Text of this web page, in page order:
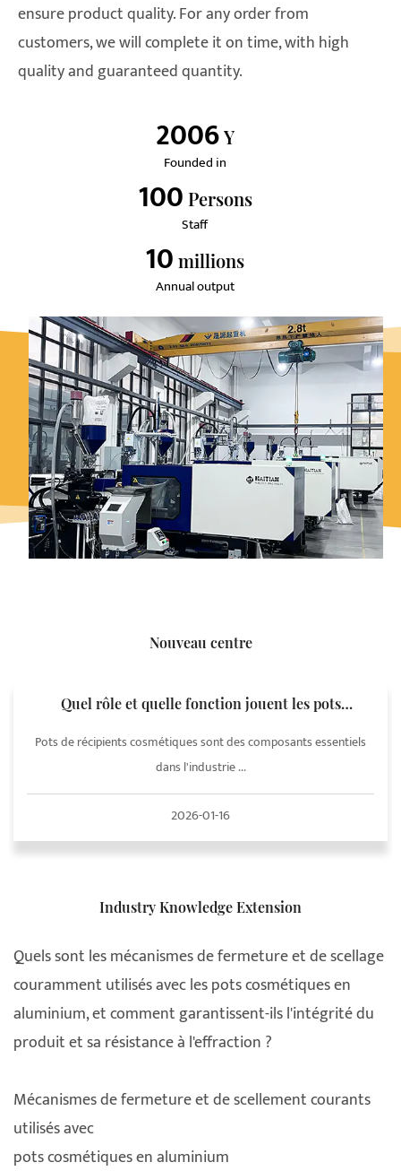
ensure product quality. For any order from
customers, we will complete it on time, with high
quality and guaranteed quantity.
2006Y
Founded in
100 Persons
Staff
10 Millions
Annual output
Nouveau centre
Quel rôle et quelle fonction jouent les pots
Pots de récipients cosmétiques sont des composants essentiels
dans l'industrie ...
2026-01-16
Industry Knowledge Extension
Quels sont les mécanismes de fermeture et de scellage
couramment utilisés avec les pots cosmétiques en
aluminium, et comment garantissent-ils l'intégrité du
produit et sa résistance à l'effraction ?
Mécanismes de fermeture et de scellement courants
utilisés avec
pots cosmétiques en aluminium